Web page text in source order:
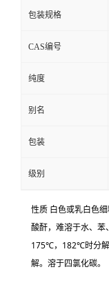
包装规格
CAS编号
纯度
别名
包装
级别
性质 白色或乳白色
酸酐，难溶于水、
175℃，182℃时分
解。溶于四氯化碳。